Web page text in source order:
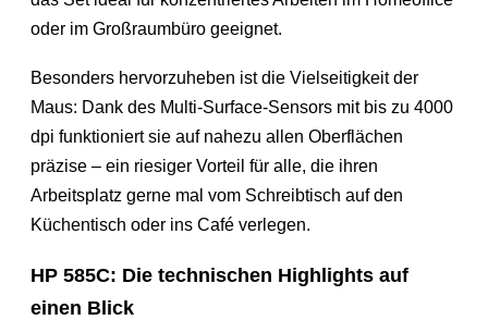
oder im Großraumbüro geeignet.
Besonders hervorzuheben ist die Vielseitigkeit der
Maus: Dank des Multi-Surface-Sensors mit bis zu 4000
dpi funktioniert sie auf nahezu allen Oberflächen
präzise – ein riesiger Vorteil für alle, die ihren
Arbeitsplatz gerne mal vom Schreibtisch auf den
Küchentisch oder ins Café verlegen.
HP 585C: Die technischen Highlights auf
einen Blick